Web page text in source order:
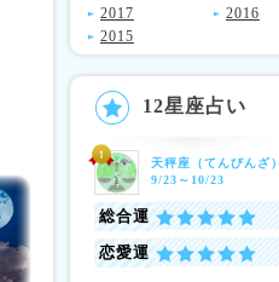
2017
2016
2015
12星座占い
天秤座 （てんびんざ）
9/23～10/23
総合運
恋愛運